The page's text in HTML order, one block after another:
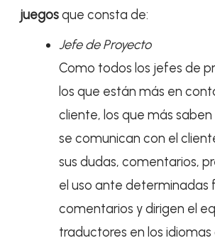
juegosque consta de:
Jefe de Proyecto
Como todos los jefes de
los que están más en
cliente, los que más
se comunican con el
sus dudas, comentarios,
el uso ante determinadas
comentarios y dirigen el
traductores en los